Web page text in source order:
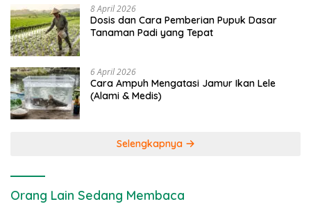
8 April 2026
Dosis dan Cara Pemberian Pupuk Dasar
Tanaman Padi yang Tepat
6 April 2026
Cara Ampuh Mengatasi Jamur Ikan Lele
(Alami & Medis)
Selengkapnya
Orang Lain Sedang Membaca